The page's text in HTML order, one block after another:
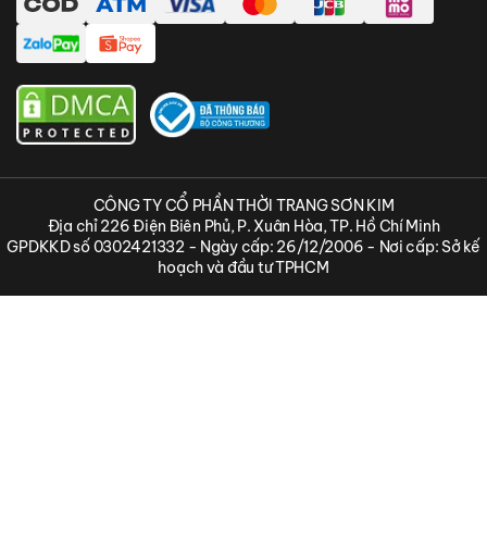
CÔNG TY CỔ PHẦN THỜI TRANG SƠN KIM
Địa chỉ 226 Điện Biên Phủ, P. Xuân Hòa, TP. Hồ Chí Minh
GPDKKD số 0302421332 - Ngày cấp: 26/12/2006 - Nơi cấp: Sở kế
hoạch và đầu tư TPHCM